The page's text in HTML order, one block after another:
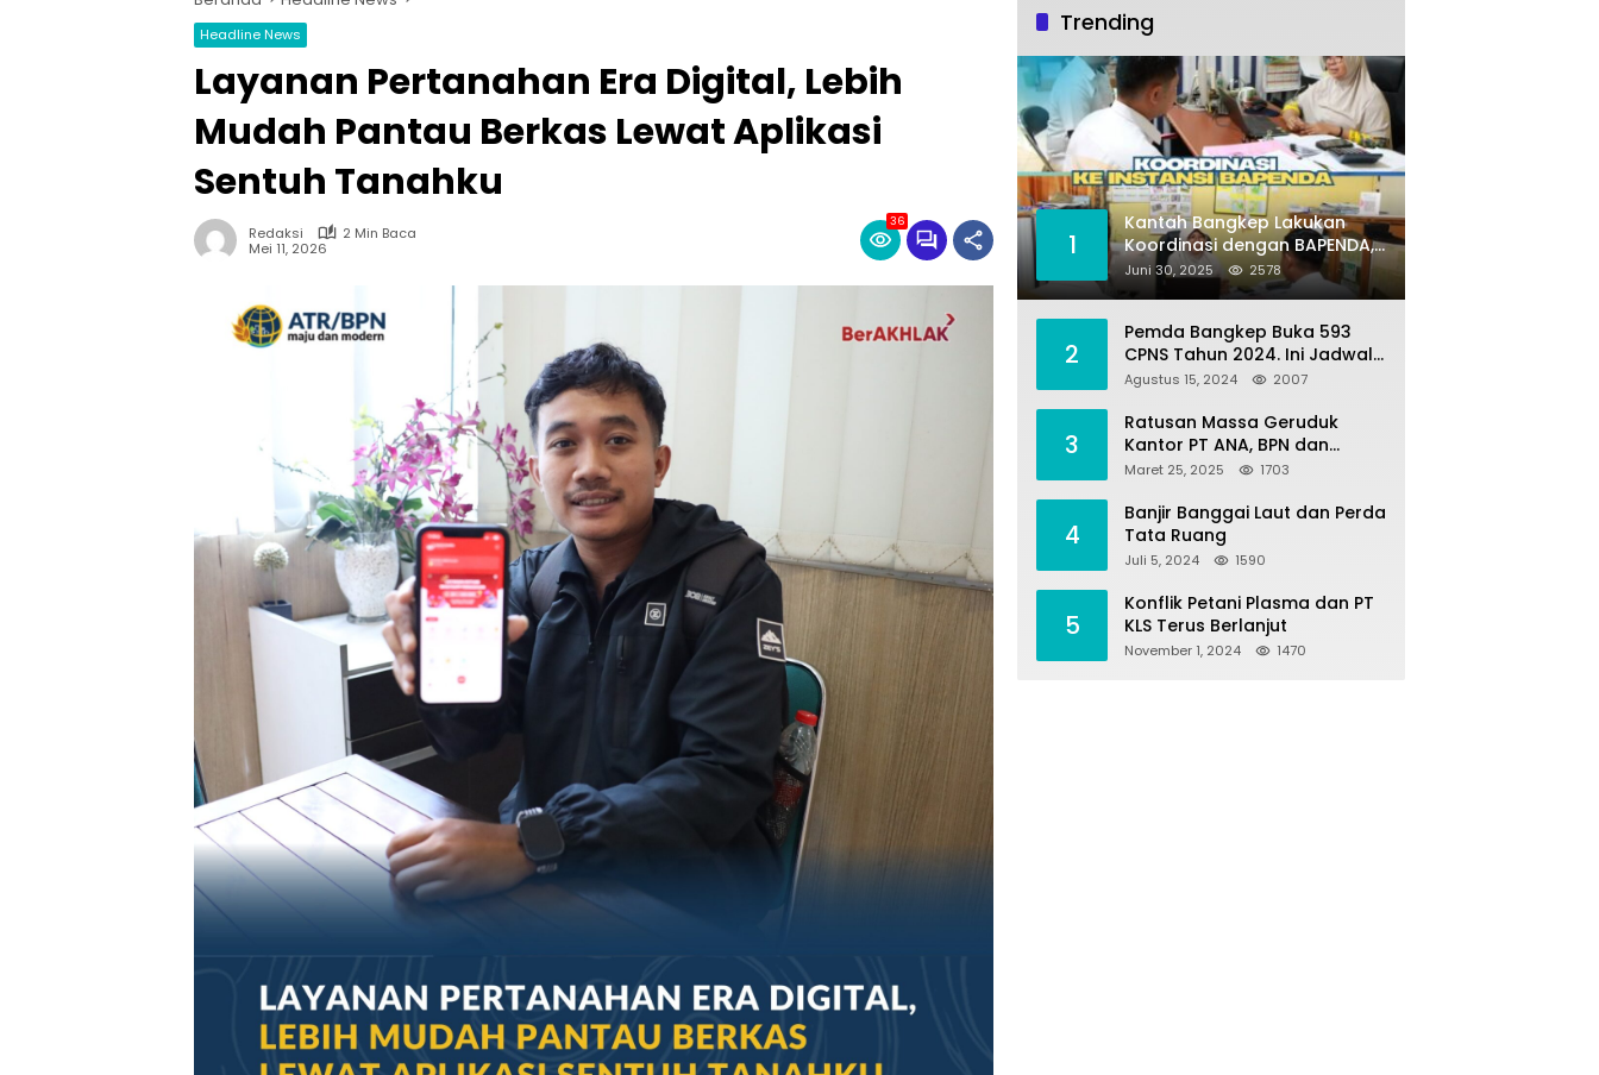
Headline News
Layanan Pertanahan Era Digital, Lebih
Mudah Pantau Berkas Lewat Aplikasi
Sentuh Tanahku
Redaksi
2 Min Baca
Mei 11, 2026
36
Trending
1
Kantah Bangkep Lakukan
Koordinasi dengan BAPENDA,
Terkait Kegiatan Fasilitasi
Penilaian Tanah dan Ekonomi
Juni 30, 2025 2578
2
Pemda Bangkep Buka 593
CPNS Tahun 2024. Ini Jadwal
Seleksi Pengadaannya
Agustus 15, 2024 2007
3
Ratusan Massa Geruduk
Kantor PT ANA, BPN dan
Polres Morut, Ini Tuntutannya
Maret 25, 2025 1703
4
Banjir Banggai Laut dan Perda
Tata Ruang
Juli 5, 2024 1590
5
Konflik Petani Plasma dan PT
KLS Terus Berlanjut
November 1, 2024 1470